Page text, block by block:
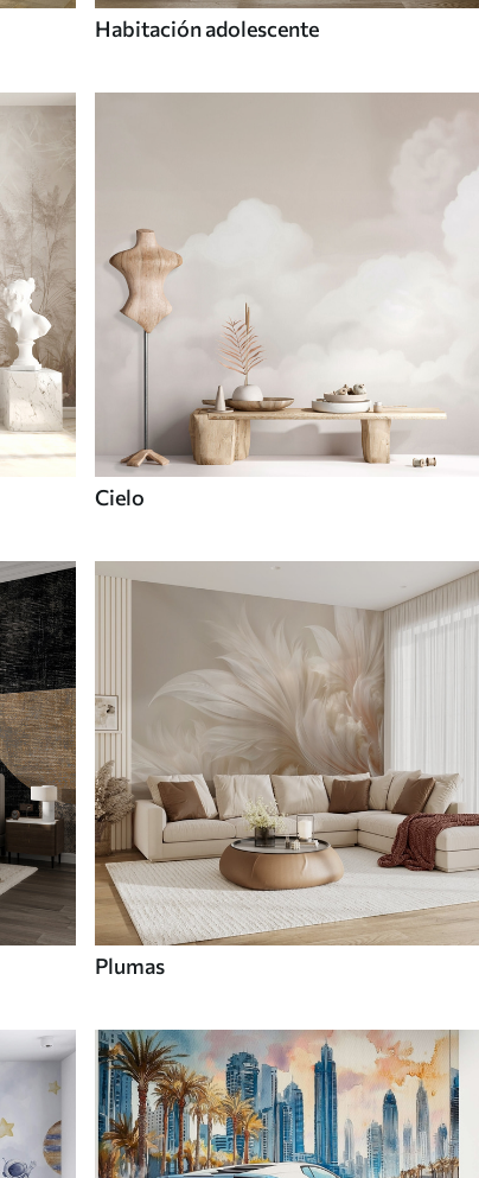
Habitación adolescente
Cielo
Plumas